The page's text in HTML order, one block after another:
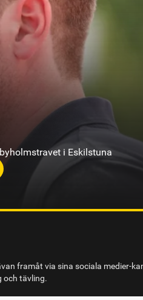
framåt via sina sociala medier-
och tävling.